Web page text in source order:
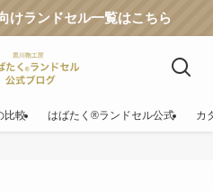
けランドセル一覧はこちら
比較 はばたく®ランドセル公式 カ